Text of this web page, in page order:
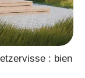
: bien